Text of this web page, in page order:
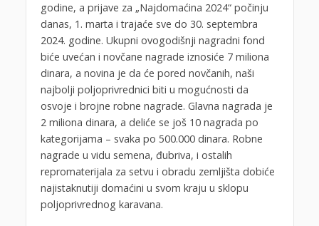
godine, a prijave za „Najdomaćina 2024“ počinju
danas, 1. marta i trajaće sve do 30. septembra
2024. godine. Ukupni ovogodišnji nagradni fond
biće uvećan i novčane nagrade iznosiće 7 miliona
dinara, a novina je da će pored novčanih, naši
najbolji poljoprivrednici biti u mogućnosti da
osvoje i brojne robne nagrade. Glavna nagrada je
2 miliona dinara, a deliće se još 10 nagrada po
kategorijama – svaka po 500.000 dinara. Robne
nagrade u vidu semena, đubriva, i ostalih
repromaterijala za setvu i obradu zemljišta dobiće
najistaknutiji domaćini u svom kraju u sklopu
poljoprivrednog karavana.